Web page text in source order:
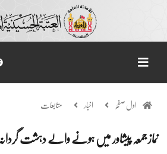
اول صفحہ اخبار متابعات
نماز جمعہ پیشاور میں ہونے والے دہشت